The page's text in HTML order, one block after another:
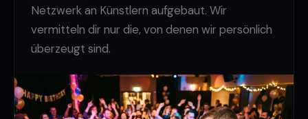
Netzwerk an Künstlern aufgebaut. Wir
vermitteln dir nur die, von denen wir persönlich
überzeugt sind.